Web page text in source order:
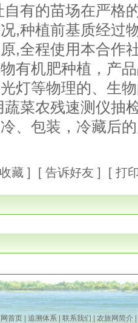
有的苗场在严格
,种植前基质经过
,全程使用本合作
有机肥种植，产
灯等物理的、生
菜农残速测仪抽
、包装，冷藏后
藏 ] [ 告诉好友 ] [ 打
首页| 追溯体系 联系我们 农旅网简介